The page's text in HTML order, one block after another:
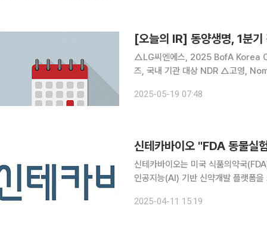
[오늘의 IR] 동양생명, 1분기
△LG씨엔에스, 2025 BofA Korea
즈, 국내 기관 대상 NDR △고영,
웨어글로벌, 국내 NDR(N
2025-05-19 07:48
신테카바이오 "FDA 동물실
신테카바이오는 미국 식품의약국
인공지능(AI) 기반 신약개발 플랫폼을 보유
기존 세포 실험, 동물실험, 임상시험
2025-04-11 15:19